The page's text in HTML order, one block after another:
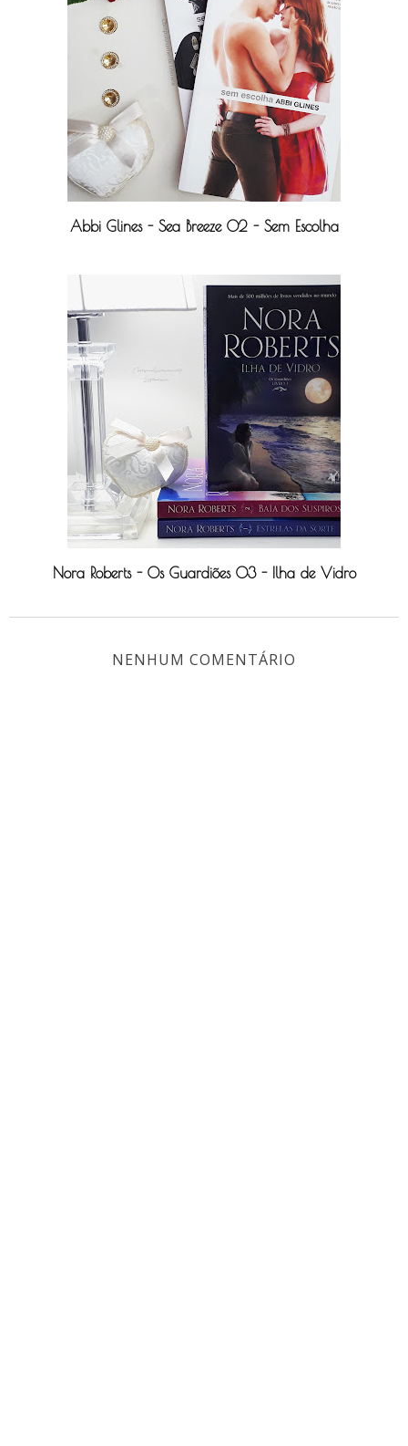
Abbi Glines - Sea Breeze 02 - Sem Escolha
Nora Roberts - Os Guardiões 03 - Ilha de Vidro
NENHUM COMENTÁRIO